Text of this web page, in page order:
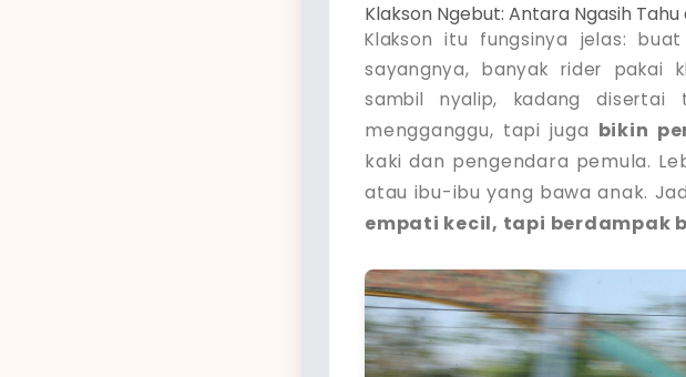
Klakson Ngebut: Antara Ngasih Tahu
Klakson itu fungsinya jelas:
sayangnya, banyak rider pakai
sambil nyalip, kadang disertai
mengganggu, tapi juga bikin
kaki dan pengendara pemula.
atau ibu-ibu yang bawa anak.
empati kecil, tapi berdampak